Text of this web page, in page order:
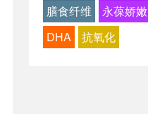
膳食纤维
永葆娇嫩
DHA
抗氧化